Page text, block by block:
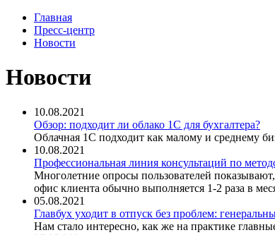
Главная
Пресс-центр
Новости
Новости
10.08.2021
Обзор: подходит ли облако 1С для бухгалтера?
Облачная 1С подходит как малому и среднему
10.08.2021
Профессиональная линия консультаций по
Многолетние опросы пользователей
офис клиента обычно выполняется 1-2 раза в
05.08.2021
Главбух уходит в отпуск без проблем:
Нам стало интересно, как же на практике